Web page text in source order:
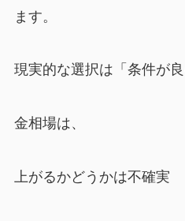
ます。
現実的な選択は「条件が
金相場は、
上がるかどうかは不確実